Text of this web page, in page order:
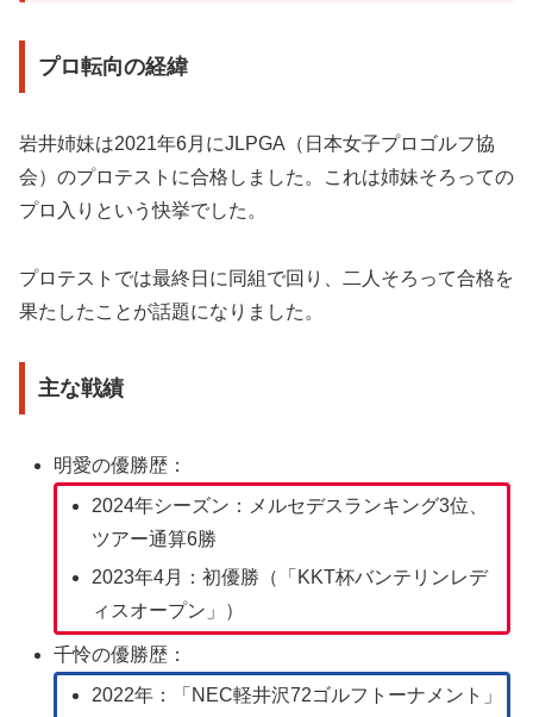
プロ転向の経緯
岩井姉妹は2021年6月にJLPGA（日本女子プロゴルフ協
会）のプロテストに合格しました。これは姉妹そろっての
プロ入りという快挙でした。
プロテストでは最終日に同組で回り、二人そろって合格を
果たしたことが話題になりました。
主な戦績
明愛の優勝歴：
2024年シーズン：メルセデスランキング3位、
ツアー通算6勝
2023年4月：初優勝（「KKT杯バンテリンレデ
ィスオープン」）
千怜の優勝歴：
2022年：「NEC軽井沢72ゴルフトーナメント」